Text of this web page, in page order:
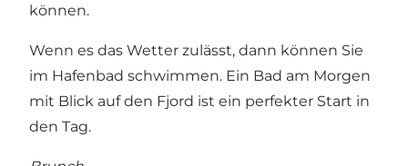
können.
Wenn es das Wetter zulässt, dann können Sie
im Hafenbad schwimmen. Ein Bad am Morgen
mit Blick auf den Fjord ist ein perfekter Start in
den Tag.